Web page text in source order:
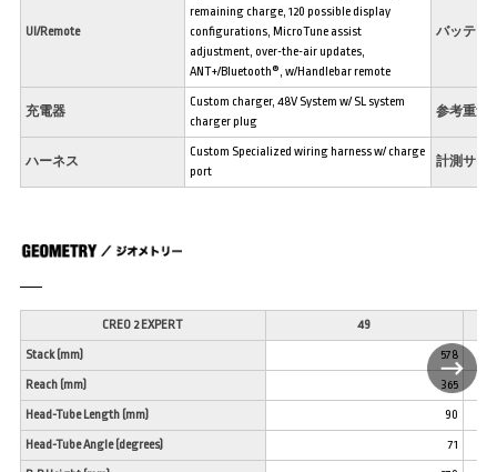
UI/Remote
remaining charge, 120 possible display
configurations, MicroTune assist
adjustment, over-the-air updates,
ANT+/Bluetooth®, w/Handlebar remote
バッテリ
充電器
Custom charger, 48V System w/ SL system
charger plug
参考重量
ハーネス
Custom Specialized wiring harness w/ charge
port
計測サイ
CREO 2 EXPERT 49
Stack (mm) 578
Reach (mm) 365
Head-Tube Length (mm) 90
Head-Tube Angle (degrees) 71